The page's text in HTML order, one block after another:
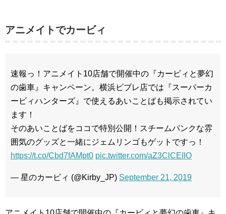
アニメイトでカービィ
速報っ！アニメイト10店舗で開催中の『カービィと夢幻
の歯車』キャンペーン。横浜ビブレ店では『スーパーカ
ービィハンターズ』で使えるあいことばも掲示されてい
ます！
そのあいことばをココで特別公開！スチームパンクな雰
囲気のグッズと一緒にジェムリンゴもゲットですっ！
https://t.co/Cbd7fAMpt0 pic.twitter.com/aZ3ClCEIIO
— 星のカービィ (@Kirby_JP) September 21, 2019